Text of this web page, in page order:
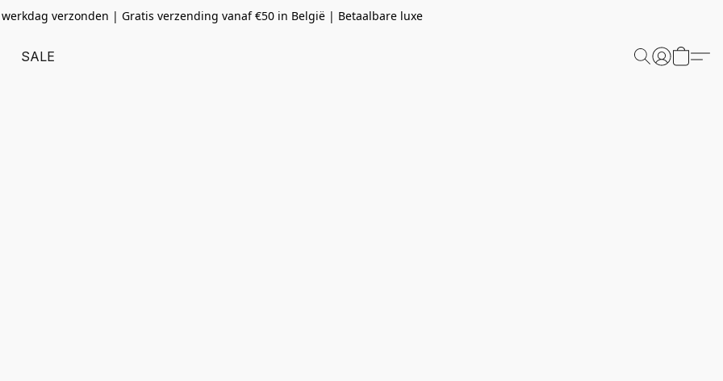
verzonden | Gratis verzending vanaf €50 in België | Betaalbare luxe
SALE